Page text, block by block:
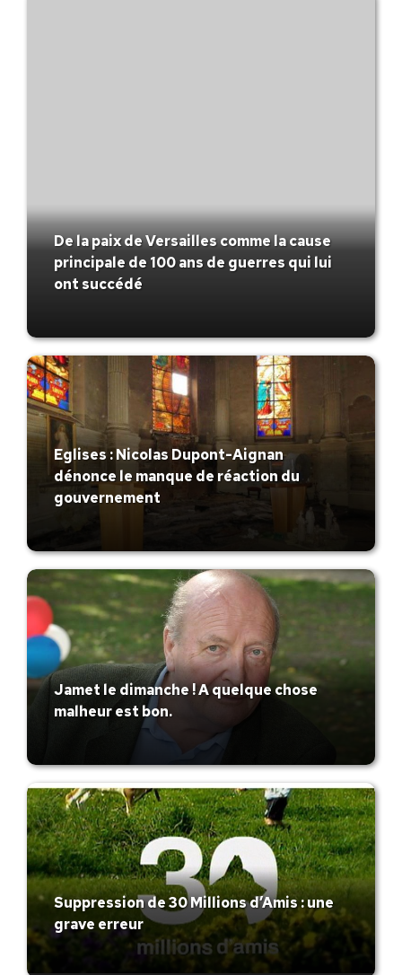
De la paix de Versailles comme la cause
principale de 100 ans de guerres qui lui
ont succédé
Eglises : Nicolas Dupont-Aignan
dénonce le manque de réaction du
gouvernement
Jamet le dimanche ! A quelque chose
malheur est bon.
Suppression de 30 Millions d’Amis : une
grave erreur